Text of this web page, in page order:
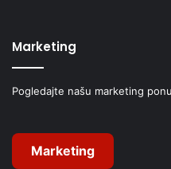
Marketing
Pogledajte našu marketing
Marketing